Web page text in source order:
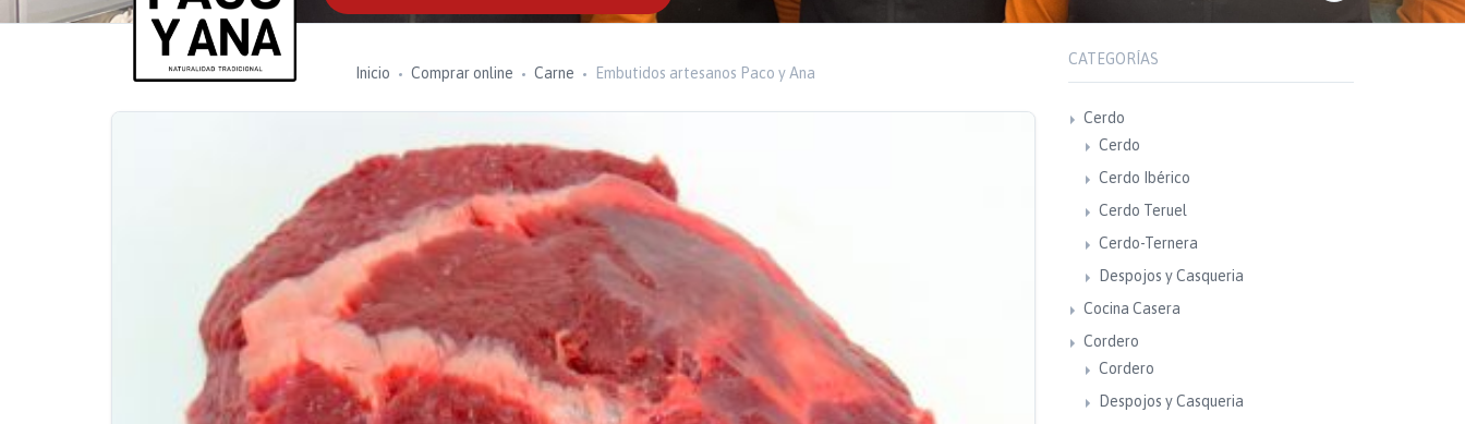
Inicio Comprar online Carne Embutidos artesanos Paco y Ana
CATEGORÍAS
Cerdo
Cerdo
Cerdo Ibérico
Cerdo Teruel
Cerdo-Ternera
Despojos y Casqueria
Cocina Casera
Cordero
Cordero
Despojos y Casqueria